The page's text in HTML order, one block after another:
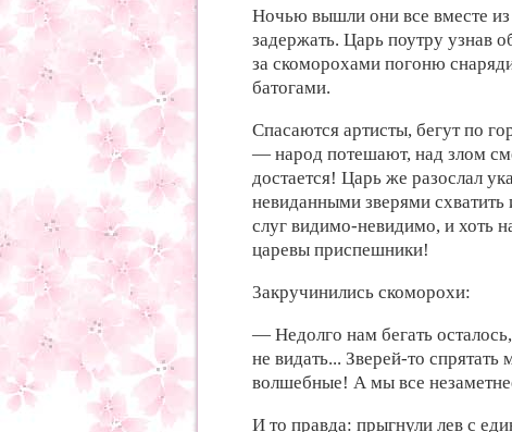
Ночью вышли они все вместе из
задержать. Царь поутру узнав
за скоморохами погоню
батогами.
Спасаются артисты, бегут по
— народ потешают, над злом
достается! Царь же разослал
невиданными зверями схватить
слуг видимо-невидимо, и хоть
царевы приспешники!
3акручинились скоморохи:
— Недолго нам бегать осталось,
не видать... Зверей-то спрятать
волшебные! А мы все
И то правда: прыгнули лев с